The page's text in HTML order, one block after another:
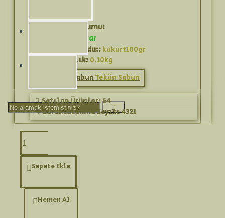
Stok Durumu:
Stokta var
Ürün Kodu:: kukurt100gr
Ağırlık: 0.10kg
Tekün Sabun
Satılan Ürünler: 64
Görüntülenme Sayısı 4321
Sepete Ekle
Hemen Al
Ürün Bilgisi